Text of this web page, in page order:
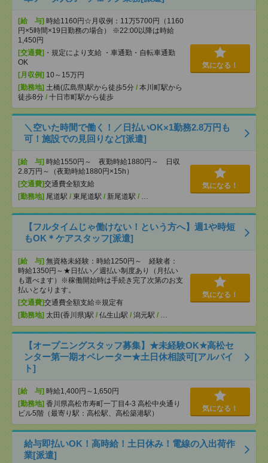
[給 与] 時給1160円☆月収例：11万5700円（1160
円×5時間×19日勤務の場合） ※22:00以降は時給
1,450円
[交通費] ・規定により支給 ・車通勤・自転車通勤
OK
[月収例] 10～15万円
[勤務地] 土橋(広島県)駅から徒歩5分 / 本川町駅から
徒歩8分 / 十日市町駅から徒歩
気になる！
＼空いた時間で働く！／日払いOK×1勤務2.8万円も
可！施設での見回りなど[派遣]
[給 与] 時給1550円～ 夜勤時給1880円～ 日収
2.8万円～（夜勤時給1880円×15h）
[交通費]交通費全額支給
[勤務地] 尾道駅 / 東尾道駅 / 新尾道駅 / …
気になる！
【フルタイムじゃ働けない！という方へ】週1や時短
もOK＊ケアスタッフ[派遣]
[給 与] 無資格未経験：時給1250円～ 経験者：
時給1350円～★日払い／週払い制度あり（月払い
も選べます）※稼働開始時は手続き完了次第のお支
払いとなります。
[交通費]交通費全額支給※規定有
[勤務地] 太田(香川県)駅 / 仏生山駅 / 潟元駅 / …
気になる！
【オープニングスタッフ募集】★未経験OK★高松セ
ンター第一期オペレーター★土日休相談可[アルバイ
ト]
[給 与] 時給1,400円～1,650円
[勤務地] 香川県高松市寿町一丁目4-3 高松中央通り
ビル5階（最寄り駅：高松駅、高松築港駅）
気になる！
給与即払いOK！高時給！土日休み！電線の入出荷作
業[派遣]